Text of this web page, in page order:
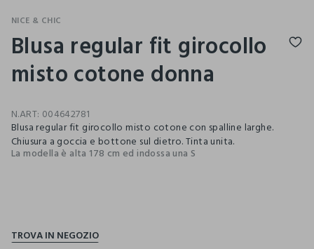
NICE & CHIC
Blusa regular fit girocollo
misto cotone donna
N.ART: 004642781
Blusa regular fit girocollo misto cotone con spalline larghe.
Chiusura a goccia e bottone sul dietro. Tinta unita.
La modella è alta 178 cm ed indossa una S